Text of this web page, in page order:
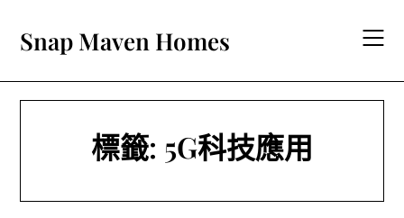
content
Snap Maven Homes
標籤: 5G科技應用